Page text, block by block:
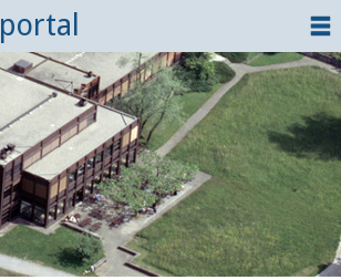
portal